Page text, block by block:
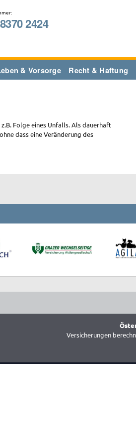
2424
& Vorsorge Recht & Haftung
Folge eines Unfalls. Als dauerhaft
dass eine Veränderung des
Versicherungen